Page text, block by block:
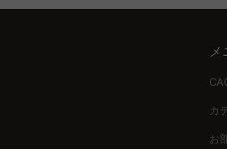
するため、搬入経路を事前に確認す
無垢材を使用した高品質な素材と
メ
カ
お